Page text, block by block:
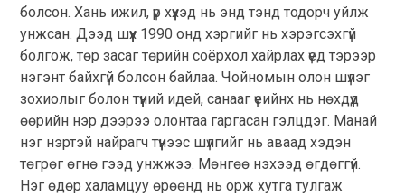
болсон. Хань ижил, үр хүүхэд нь энд тэнд тодорч уйлж
унжсан. Дээд шүүх 1990 онд хэргийг нь хэрэгсэхгүй
болгож, төр засаг төрийн соёрхол хайрлах үед тэрээр
нэгэнт байхгүй болсон байлаа. Чойномын олон шүлэг
зохиолыг болон түүний идей, санааг үеийнх нь нөхдүүд
өөрийн нэр дээрээ олонтаа гаргасан гэлцдэг. Манай
нэг нэртэй найрагч түүнээс шүлгийг нь аваад хэдэн
төгрөг өгнө гээд унжжээ. Мөнгөө нэхээд өгдөггүй.
Нэг өдөр халамцуу өрөөнд нь орж хутга тулгаж